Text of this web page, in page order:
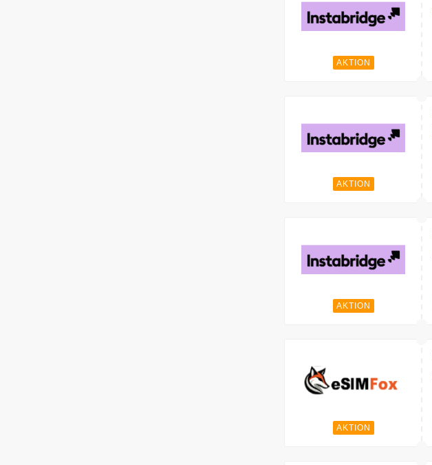
AKTION
AKTION
AKTION
AKTION